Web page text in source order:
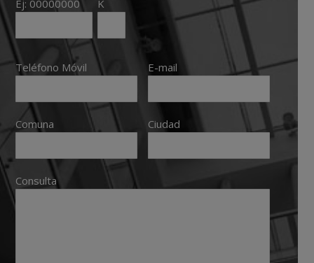
Ej: 00000000
K
Teléfono Móvil E-mail
Comuna Ciudad
Consulta